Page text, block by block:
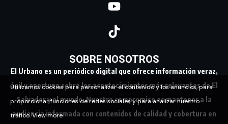
SOBRE NOSOTROS
El Urbano es un periódico digital que ofrece información veraz,
ágil y oportuna sobre los acontecimientos más relevantes de El
Salvador y el mundo. Nuestro compromiso es mantener a la
audiencia informada con contenidos de calidad y cobertura en
Utilizamos cookies para personalizar el contenido y los anuncios, para
proporcionar funciones de redes sociales y para analizar nuestro
tráfico.View more